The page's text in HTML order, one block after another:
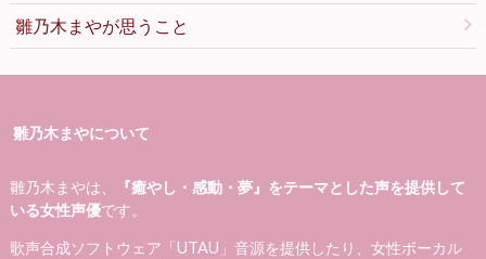
雛乃木まやが思うこと
雛乃木まやについて
雛乃木まやは、
『癒やし・感動・夢』をテーマとした声を提供して
いる女性声優です。
歌声合成ソフトウェア「UTAU」音源を提供したり、女性ボーカル